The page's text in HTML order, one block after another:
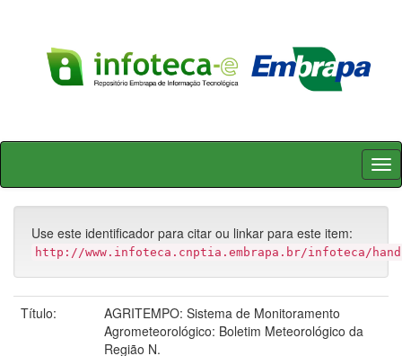
Skip
Use este identificador para citar ou linkar para este item:
http://www.infoteca.cnptia.embrapa.br/infoteca/
Título:
AGRITEMPO: Sistema de Monitoramento
Agrometeorológico: Boletim Meteorológico da
Região N.